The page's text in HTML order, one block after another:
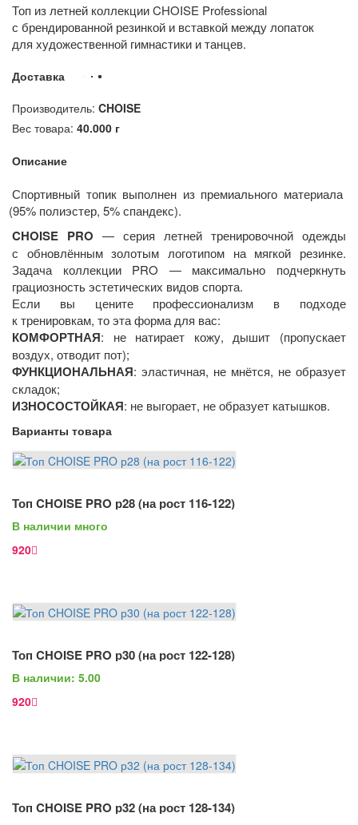
Топ из летней коллекции CHOISE Professional
с брендированной резинкой и вставкой между лопаток
для художественной гимнастики и танцев.
Доставка
Производитель: CHOISE
Вес товара: 40.000 г
Описание
Спортивный топик выполнен из премиального материала
(95% полиэстер, 5% спандекс).
CHOISE PRO — серия летней тренировочной одежды
с обновлённым золотым логотипом на мягкой резинке.
Задача коллекции PRO — максимально подчеркнуть
грациозность эстетических видов спорта.
Если вы цените профессионализм в подходе
к тренировкам, то эта форма для вас:
КОМФОРТНАЯ: не натирает кожу, дышит
(пропускает
воздух, отводит пот);
ФУНКЦИОНАЛЬНАЯ: эластичная, не мнётся, не образует
складок;
ИЗНОСОСТОЙКАЯ: не выгорает, не образует катышков.
Варианты товара
Топ CHOISE PRO р28 (на рост 116-122)
В наличии много
920
Топ CHOISE PRO р30 (на рост 122-128)
В наличии: 5.00
920
Просмотр
Топ CHOISE PRO р32 (на рост 128-134)